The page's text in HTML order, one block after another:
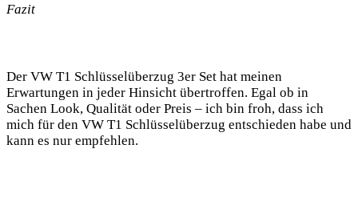
Fazit
Der VW T1⁢ Schlüsselüberzug 3er Set hat⁤ meinen⁣
Erwartungen​ in jeder Hinsicht übertroffen. Egal ob in
⁤Sachen Look, Qualität ⁢oder Preis‍ – ich bin ​froh, dass ich
mich⁣ für den ⁣VW T1 Schlüsselüberzug⁢ entschieden ⁢habe und
kann ⁢es nur empfehlen.